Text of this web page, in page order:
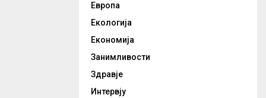
Европа
Екологија
Економија
Занимливости
Здравје
Интервју